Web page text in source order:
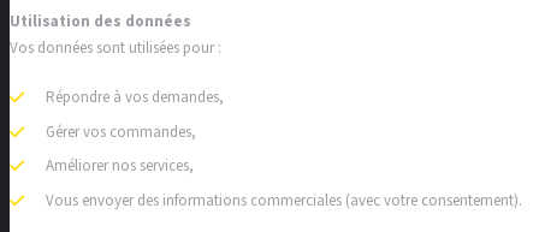
Utilisation des données
Vos données sont utilisées pour :
Répondre à vos demandes,
Gérer vos commandes,
Améliorer nos services,
Vous envoyer des informations commerciales (avec votre consentement).